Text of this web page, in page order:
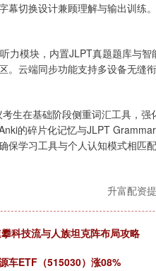
幕切换设计兼顾理解与输出训练
力模块，内置JLPT真题题库与
。云端同步功能支持多设备无缝
生在基础阶段侧重词汇工具，
的碎片化记忆与JLPT
学习工具与个人认知模式相匹配
升富配资
科技流与人族坦克阵布局攻略
车ETF（515030）涨08%